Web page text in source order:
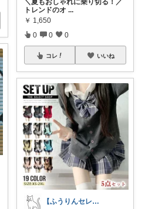
＼夏もおしゃれに乗り切る！／
トレンドのオ ...
￥ 1,650
0 0 0
コレ いいね
【ふうりんセレクト】✨おすすめトレンド✨